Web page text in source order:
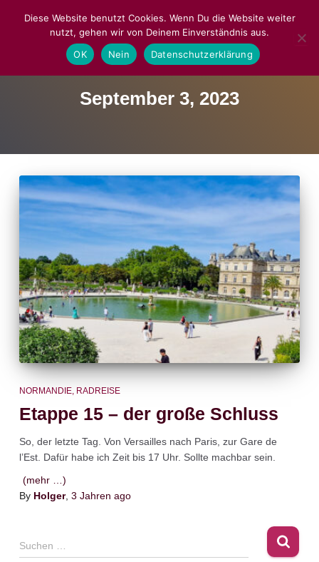
September 3, 2023
NORMANDIE RADREISE
Etappe 15 – der große Schluss
So, der letzte Tag. Von Versailles nach Paris, zur Gare de
l’Est. Dafür habe ich Zeit bis 17 Uhr. Sollte machbar sein.
(mehr …)
By Holger, 3 Jahren ago
S
u
Suchen …
Diese Website benutzt Cookies. Wenn Du die Website weiter
nutzt, gehen wir von Deinem Einverständnis aus.
OK
Nein Datenschutzerklärung